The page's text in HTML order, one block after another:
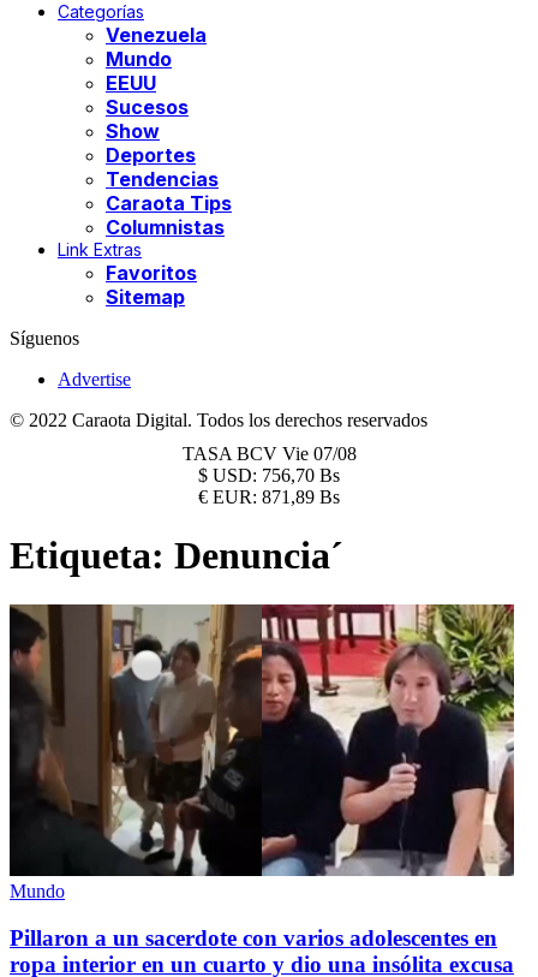
Categorías
Venezuela
Mundo
EEUU
Sucesos
Show
Deportes
Tendencias
Caraota Tips
Columnistas
Link Extras
Favoritos
Sitemap
Síguenos
Advertise
© 2022 Caraota Digital. Todos los derechos reservados
TASA BCV Vie 07/08
$ USD: 756,70 Bs
€ EUR: 871,89 Bs
Etiqueta: Denuncia´
Mundo
Pillaron a un sacerdote con varios adolescentes en
ropa interior en un cuarto y dio una insólita excusa